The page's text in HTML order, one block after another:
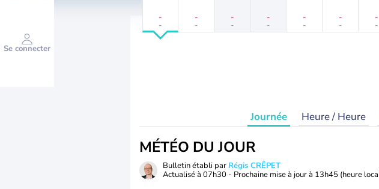
Se connecter
-
-
-
-
-
-
-
-
-
-
-
-
-
-
Journée Heure / Heure
MÉTÉO DU JOUR
Bulletin établi par Régis CRÊPET
Actualisé à 07h30 - Prochaine mise à jour à 13h45 (heure